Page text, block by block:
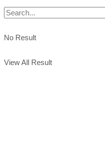
No Result
View All Result